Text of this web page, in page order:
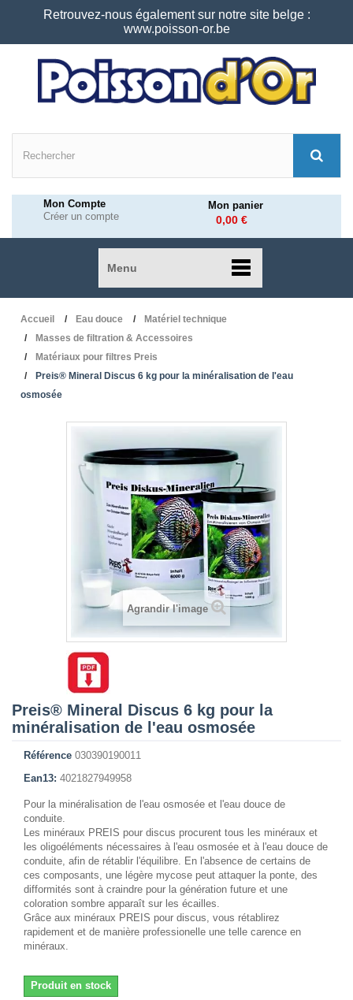
Retrouvez-nous également sur notre site belge :
www.poisson-or.be
Mon Compte
Créer un compte
Mon panier
0,00 €
Menu
Accueil Eau douce
Matériel technique
Masses de filtration & Accessoires
Matériaux pour filtres Preis
Preis® Mineral Discus 6 kg pour la minéralisation de l'eau
osmosée
Agrandir l'image
Preis® Mineral Discus 6 kg pour la
minéralisation de l'eau osmosée
Référence 030390190011
Ean13: 4021827949958
Pour la minéralisation de l'eau osmosée et l'eau douce de
conduite.
Les minéraux PREIS pour discus procurent tous les minéraux et
les oligoéléments nécessaires à l'eau osmosée et à l'eau douce de
conduite, afin de rétablir l'équilibre. En l'absence de certains de
ces composants, une légère mycose peut attaquer la ponte, des
difformités sont à craindre pour la génération future et une
coloration sombre apparaît sur les écailles.
Grâce aux minéraux PREIS pour discus, vous rétablirez
rapidement et de manière professionelle une telle carence en
minéraux.
Produit en stock